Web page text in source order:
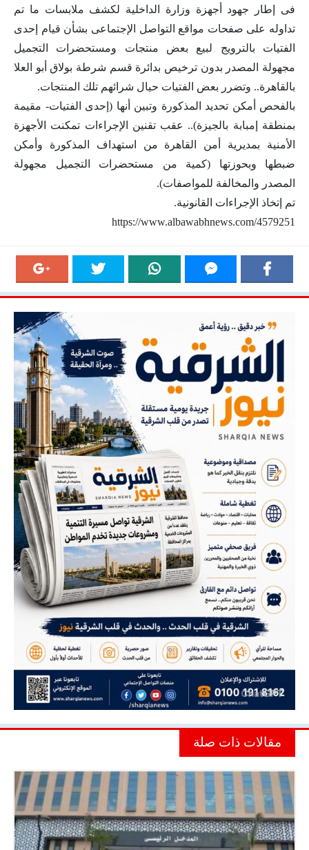
فى إطار جهود أجهزة وزارة الداخلية لكشف ملابسات ما تم
تداوله على صفحات مواقع التواصل الإجتماعى بشأن قيام إحدى
الفتيات بالترويج لبيع بعض منتجات ومستحضرات التجميل
مجهولة المصدر بدون ترخيص بدائرة قسم شرطة بولاق أبو العلا
بالقاهرة.. وتضرر بعض الفتيات حيال شرائهم تلك المنتجات.
بالفحص أمكن تحديد المذكورة وتبين أنها (إحدى الفتيات- مقيمة
بمنطقة إمبابة بالجيزة).. عقب تقنين الإجراءات تمكنت الأجهزة
الأمنية بمديرية أمن القاهرة من استهداف المذكورة وأمكن
ضبطها وبحوزتها (كمية من مستحضرات التجميل مجهولة
المصدر والمخالفة للمواصفات).
تم إتخاذ الإجراءات القانونية.
https://www.albawabhnews.com/4579251
مقالات ذات صلة